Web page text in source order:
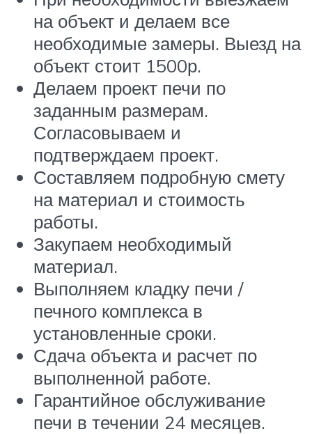
на объект и делаем все
необходимые замеры. Выезд на
объект стоит 1500р.
Делаем проект печи по
заданным размерам.
Согласовываем и
подтверждаем проект.
Составляем подробную смету
на материал и стоимость
работы.
Закупаем необходимый
материал.
Выполняем кладку печи /
печного комплекса в
установленные сроки.
Сдача объекта и расчет по
выполненной работе.
Гарантийное обслуживание
печи в течении 24 месяцев.